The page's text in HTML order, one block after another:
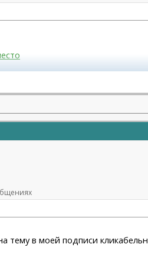
Н.А.- Не рекомендую.
тему в моей подписи